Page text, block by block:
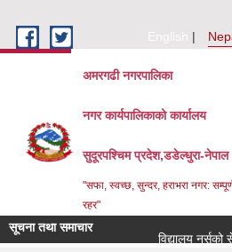
English
अमरगढी नगरपालिका
नगर कार्यपालिकाको कार्यालय
सुदूरपश्चिम प्रदेश,डडेल्धुरा-नेपाल
"सफा, स्वच्छ, सुन्दर, हराभरा नगर:
रहर"
सूचना तथा समाचार
विद्यालय नर्सको